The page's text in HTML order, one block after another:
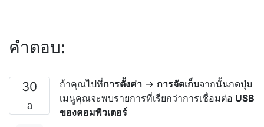
คำตอบ:
30 ถ้าคุณไปที่การตั้งค่า -> การจัดเก็บจากนั้นกดปุ่ม
เมนูคุณจะพบรายการที่เรียกว่าการเชื่อมต่อ USB
ของคอมพิวเตอร์